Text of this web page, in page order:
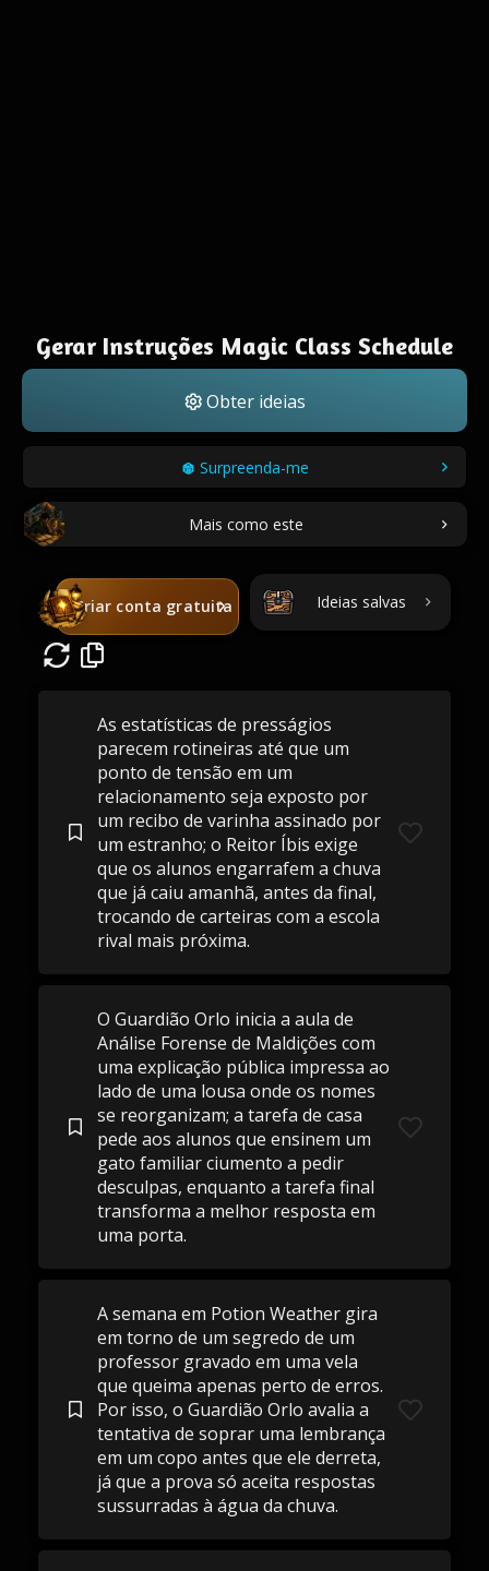
Gerar Instruções Magic Class Schedule
Obter ideias
Surpreenda-me
Mais como este
Criar conta gratuita Ideias salvas
As estatísticas de presságios
parecem rotineiras até que um
ponto de tensão em um
relacionamento seja exposto por
um recibo de varinha assinado por
um estranho; o Reitor Íbis exige
que os alunos engarrafem a chuva
que já caiu amanhã, antes da final,
trocando de carteiras com a escola
rival mais próxima.
O Guardião Orlo inicia a aula de
Análise Forense de Maldições com
uma explicação pública impressa ao
lado de uma lousa onde os nomes
se reorganizam; a tarefa de casa
pede aos alunos que ensinem um
gato familiar ciumento a pedir
desculpas, enquanto a tarefa final
transforma a melhor resposta em
uma porta.
A semana em Potion Weather gira
em torno de um segredo de um
professor gravado em uma vela
que queima apenas perto de erros.
Por isso, o Guardião Orlo avalia a
tentativa de soprar uma lembrança
em um copo antes que ele derreta,
já que a prova só aceita respostas
sussurradas à água da chuva.